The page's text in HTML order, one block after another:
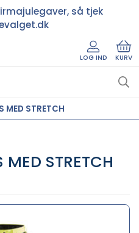
så tjek
LOG IND KURV
MED STRETCH
MED STRETCH